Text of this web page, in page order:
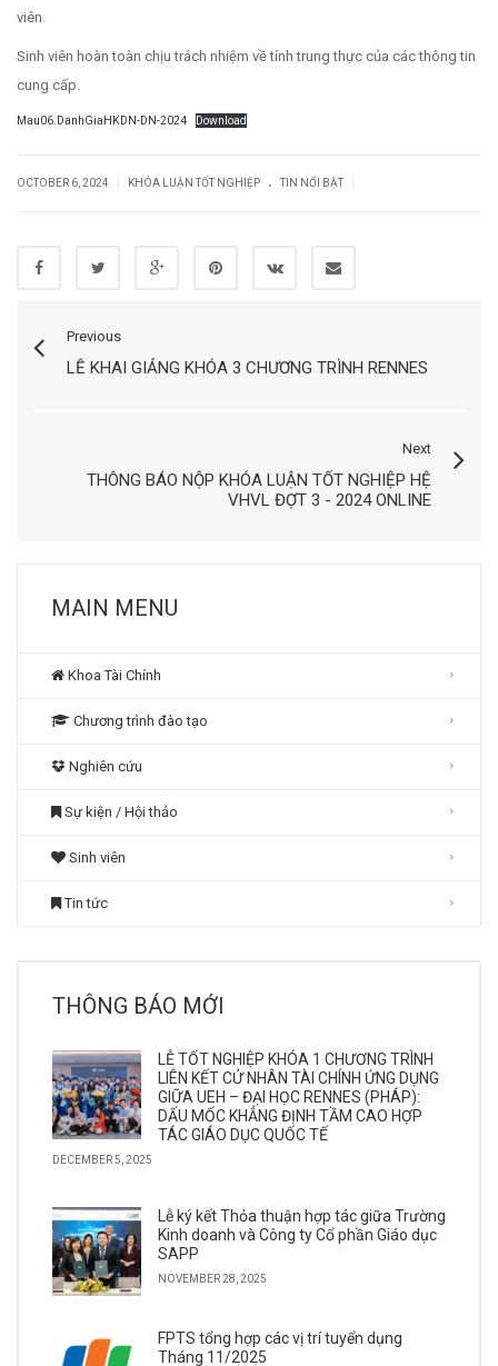
viên.
Sinh viên hoàn toàn chịu trách nhiệm về tính trung thực của các thông tin
cung cấp.
Mau06.DanhGiaHKDN-DN-2024 Download
OCTOBER 6, 2024 KHÓA LUẬN TỐT NGHIỆP . TIN NỔI BẬT
Previous
LỄ KHAI GIẢNG KHÓA 3 CHƯƠNG TRÌNH RENNES
Next
THÔNG BÁO NỘP KHÓA LUẬN TỐT NGHIỆP HỆ
VHVL ĐỢT 3 - 2024 ONLINE
MAIN MENU
Khoa Tài Chính
Chương trình đào tạo
Nghiên cứu
Sự kiện / Hội thảo
Sinh viên
Tin tức
THÔNG BÁO MỚI
LỄ TỐT NGHIỆP KHÓA 1 CHƯƠNG TRÌNH
LIÊN KẾT CỬ NHÂN TÀI CHÍNH ỨNG DỤNG
GIỮA UEH – ĐẠI HỌC RENNES (PHÁP):
DẤU MỐC KHẲNG ĐỊNH TẦM CAO HỢP
TÁC GIÁO DỤC QUỐC TẾ
DECEMBER 5, 2025
Lễ ký kết Thỏa thuận hợp tác giữa Trường
Kinh doanh và Công ty Cổ phần Giáo dục
SAPP
NOVEMBER 28, 2025
FPTS tổng hợp các vị trí tuyển dụng
Tháng 11/2025